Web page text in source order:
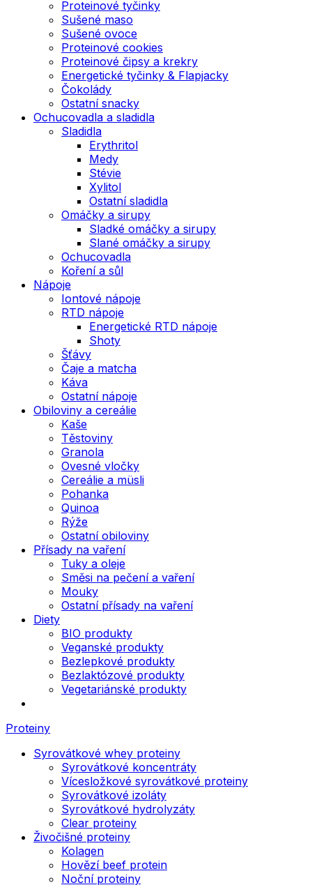
Proteinové tyčinky
Sušené maso
Sušené ovoce
Proteinové cookies
Proteinové čipsy a krekry
Energetické tyčinky & Flapjacky
Čokolády
Ostatní snacky
Ochucovadla a sladidla
Sladidla
Erythritol
Medy
Stévie
Xylitol
Ostatní sladidla
Omáčky a sirupy
Sladké omáčky a sirupy
Slané omáčky a sirupy
Ochucovadla
Koření a sůl
Nápoje
Iontové nápoje
RTD nápoje
Energetické RTD nápoje
Shoty
Šťávy
Čaje a matcha
Káva
Ostatní nápoje
Obiloviny a cereálie
Kaše
Těstoviny
Granola
Ovesné vločky
Cereálie a müsli
Pohanka
Quinoa
Rýže
Ostatní obiloviny
Přísady na vaření
Tuky a oleje
Směsi na pečení a vaření
Mouky
Ostatní přísady na vaření
Diety
BIO produkty
Veganské produkty
Bezlepkové produkty
Bezlaktózové produkty
Vegetariánské produkty
Proteiny
Syrovátkové whey proteiny
Syrovátkové koncentráty
Vícesložkové syrovátkové proteiny
Syrovátkové izoláty
Syrovátkové hydrolyzáty
Clear proteiny
Živočišné proteiny
Kolagen
Hovězí beef protein
Noční proteiny